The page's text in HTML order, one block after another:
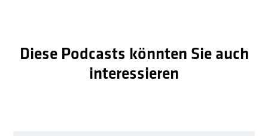
Diese Podcasts könnten Sie auch
interessieren